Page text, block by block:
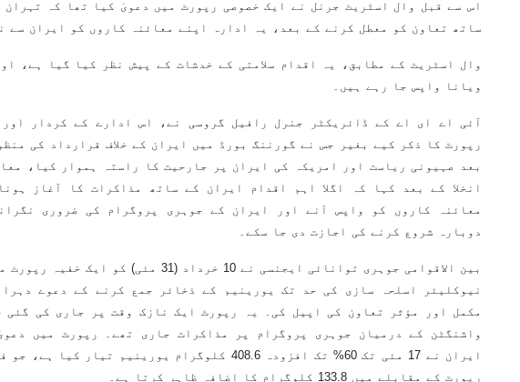
اس سے قبل وال اسٹریٹ جرنل نے ایک خصوصی رپورٹ میں دعویٰ کیا تھا کہ تہران
ساتھ تعاون کو معطل کرنے کے بعد، یہ ادارہ اپنے معائنہ کاروں کو ایران سے
وال اسٹریٹ کے مطابق، یہ اقدام سلامتی کے خدشات کے پیش نظر کیا گیا ہے،
ویانا واپس جا رہے ہیں۔
آئی اے ای اے کے ڈائریکٹر جنرل رافیل گروسی نے، اس ادارے کے کردار اور
رپورٹ کا ذکر کیے بغیر جس نے گورننگ بورڈ میں ایران کے خلاف قرارداد کی
بعد صہیونی ریاست اور امریکہ کی ایران پر جارحیت کا راستہ ہموار کیا،
انخلا کے بعد کہا کہ اگلا اہم اقدام ایران کے ساتھ مذاکرات کا آغاز
معائنہ کاروں کو واپس آنے اور ایران کے جوہری پروگرام کی ضروری
دوبارہ شروع کرنے کی اجازت دی جا سکے۔
بین الاقوامی جوہری توانائی ایجنسی نے 10 خرداد (31 مئی)
نیوکلیئر اسلحہ سازی کی حد تک یورینیم کے ذخائر جمع کرنے کے دعوے
مکمل اور مؤثر تعاون کی اپیل کی۔ یہ رپورٹ ایک نازک وقت پر جاری کی گئی
واشنگٹن کے درمیان جوہری پروگرام پر مذاکرات جاری تھے۔ رپورٹ میں
ایران نے 17 مئی تک 60% تک افزودہ 408.6 کلوگرام یورینیم تیار
رپورٹ کے مقابلے میں 133.8 کلوگرام کا اضافہ ظاہر کرتا ہے۔